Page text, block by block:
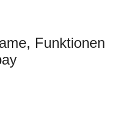
Funktionen